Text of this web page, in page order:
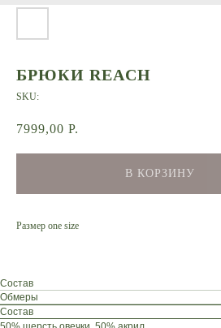
БРЮКИ REACH
SKU:
7999,00 Р.
В КОРЗИНУ
Размер one size
Состав
Обмеры
Состав